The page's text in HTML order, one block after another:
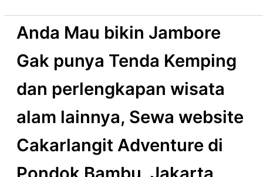
Anda Mau bikin Jambore
Gak punya Tenda Kemping
dan perlengkapan wisata
alam lainnya, Sewa website
Cakarlangit Adventure di